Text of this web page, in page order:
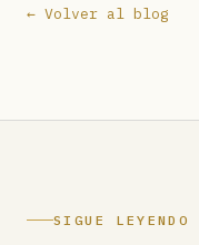
← Volver al blog
SIGUE LEYENDO